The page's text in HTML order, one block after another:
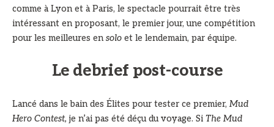
comme à Lyon et à Paris, le spectacle pourrait être très
intéressant en proposant, le premier jour, une compétition
pour les meilleures ensolo et le lendemain, par équipe.
Le debrief post-course
Lancé dans le bain des Élites pour tester ce premier, Mud
Hero Contest, je n’ai pas été déçu du voyage. Si The Mud